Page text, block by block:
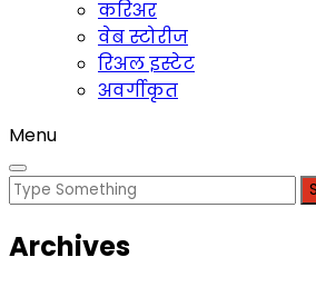
करिअर
वेब स्टोरीज
रिअल इस्टेट
अवर्गीकृत
Menu
Search
Archives